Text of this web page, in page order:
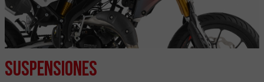
Suspensiones